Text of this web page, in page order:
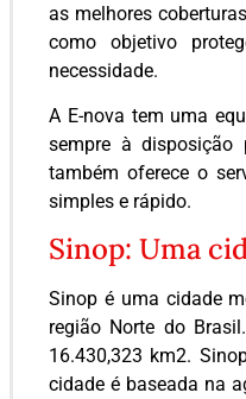
as melhores
como objetivo
necessidade.
A E-nova tem uma
sempre à
também oferece o
simples e rápido.
Sinop: Uma
Sinop é uma cidade
região Norte do
16.430,323 km2.
cidade é baseada na